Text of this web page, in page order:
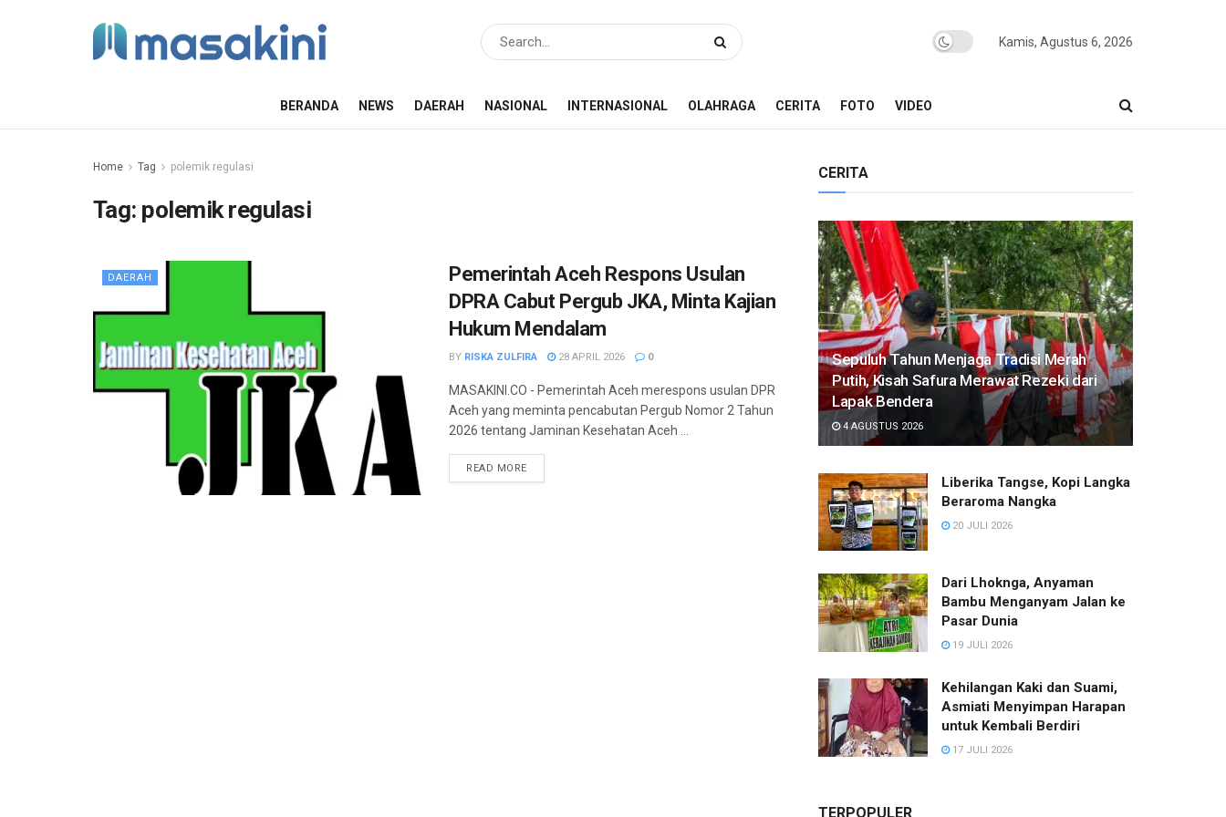
Kamis, Agustus 6, 2026
BERANDA NEWS DAERAH NASIONAL INTERNASIONAL OLAHRAGA CERITA FOTO VIDEO
Home Tag polemik regulasi
Tag: polemik regulasi
DAERAH
Pemerintah Aceh Respons Usulan
DPRA Cabut Pergub JKA, Minta Kajian
Hukum Mendalam
BY RISKA ZULFIRA 28 APRIL 2026 0
MASAKINI.CO - Pemerintah Aceh merespons usulan DPR
Aceh yang meminta pencabutan Pergub Nomor 2 Tahun
2026 tentang Jaminan Kesehatan Aceh ...
READ MORE
CERITA
Sepuluh Tahun Menjaga Tradisi Merah
Putih, Kisah Safura Merawat Rezeki dari
Lapak Bendera
4 AGUSTUS 2026
Liberika Tangse, Kopi Langka
Beraroma Nangka
20 JULI 2026
Dari Lhoknga, Anyaman
Bambu Menganyam Jalan ke
Pasar Dunia
19 JULI 2026
Kehilangan Kaki dan Suami,
Asmiati Menyimpan Harapan
untuk Kembali Berdiri
17 JULI 2026
TERPOPULER